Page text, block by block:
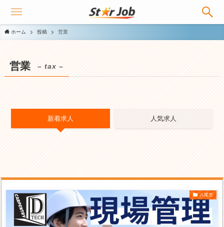
ホーム 投稿 営業
営業 – tax –
新着求人 人気求人
八尾市